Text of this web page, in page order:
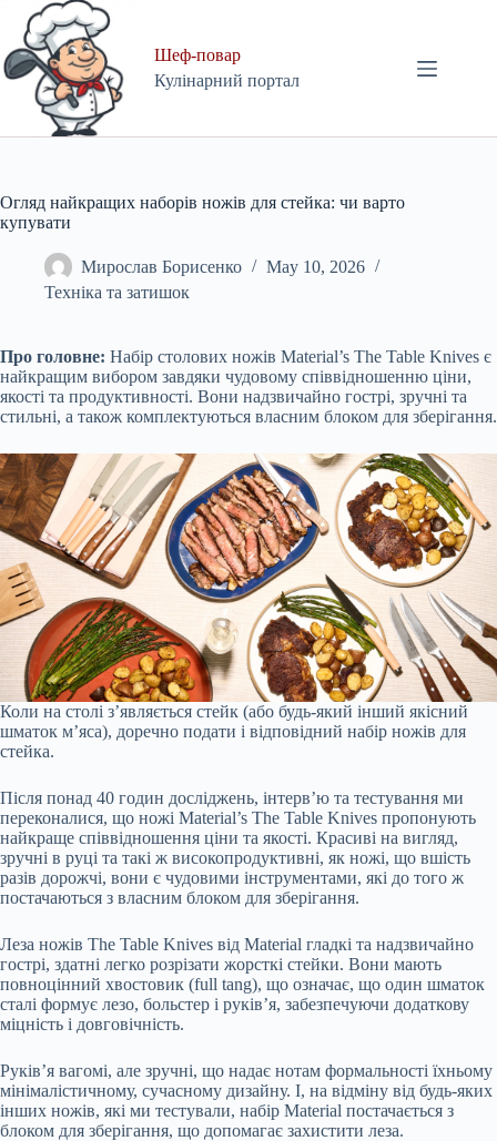
content
Шеф-повар
Кулінарний портал
Огляд найкращих наборів ножів для стейка: чи варто
купувати
Мирослав Борисенко
May 10, 2026
Техніка та затишок
Про головне: Набір столових ножів Material’s The Table Knives є
найкращим вибором завдяки чудовому співвідношенню ціни,
якості та продуктивності. Вони надзвичайно гострі, зручні та
стильні, а також комплектуються власним блоком для зберігання.
Коли на столі з’являється стейк (або будь-який інший якісний
шматок м’яса), доречно подати і відповідний набір ножів для
стейка.
Після понад 40 годин досліджень, інтерв’ю та тестування ми
переконалися, що ножі Material’s The Table Knives пропонують
найкраще співвідношення ціни та якості. Красиві на вигляд,
зручні в руці та такі ж високопродуктивні, як ножі, що вшість
разів дорожчі, вони є чудовими інструментами, які до того ж
постачаються з власним блоком для зберігання.
Леза ножів The Table Knives від Material гладкі та надзвичайно
гострі, здатні легко розрізати жорсткі стейки. Вони мають
повноцінний хвостовик (full tang), що означає, що один шматок
сталі формує лезо, больстер і руків’я, забезпечуючи додаткову
міцність і довговічність.
Руків’я вагомі, але зручні, що надає нотам формальності їхньому
мінімалістичному, сучасному дизайну. І, на відміну від будь-яких
інших ножів, які ми тестували, набір Material постачається з
блоком для зберігання, що допомагає захистити леза.